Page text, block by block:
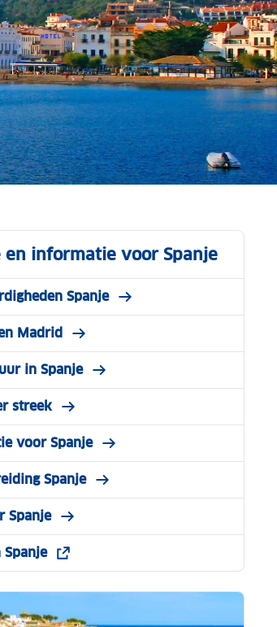
informatie voor Spanje
Spanje
Madrid
in Spanje
streek
voor Spanje
Spanje
Spanje
Spanje